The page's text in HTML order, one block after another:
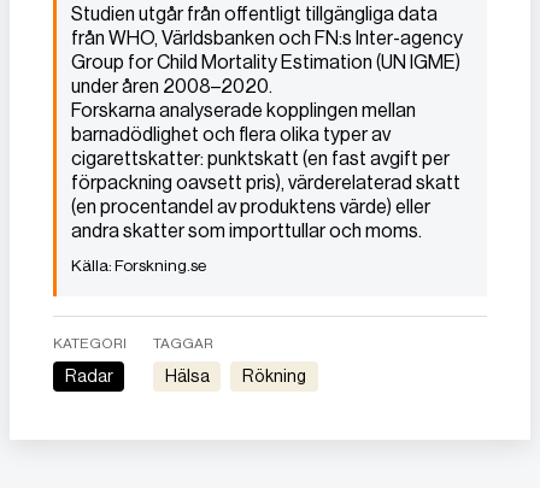
Studien utgår från offentligt tillgängliga data
från WHO, Världsbanken och FN:s Inter-agency
Group for Child Mortality Estimation (UN IGME)
under åren 2008–2020.
Forskarna analyserade kopplingen mellan
barnadödlighet och flera olika typer av
cigarettskatter: punktskatt (en fast avgift per
förpackning oavsett pris), värderelaterad skatt
(en procentandel av produktens värde) eller
andra skatter som importtullar och moms.
Forskning.se
KATEGORI
Radar
TAGGAR
Hälsa Rökning